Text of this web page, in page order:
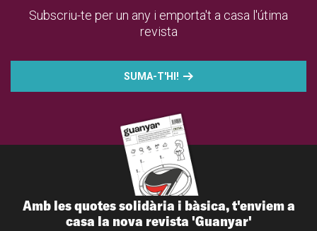
Subscriu-te per un any i emporta't a casa l'útima
revista
SUMA-T'HI!
Amb les quotes solidària i bàsica, t'enviem a
casa la nova revista 'Guanyar'